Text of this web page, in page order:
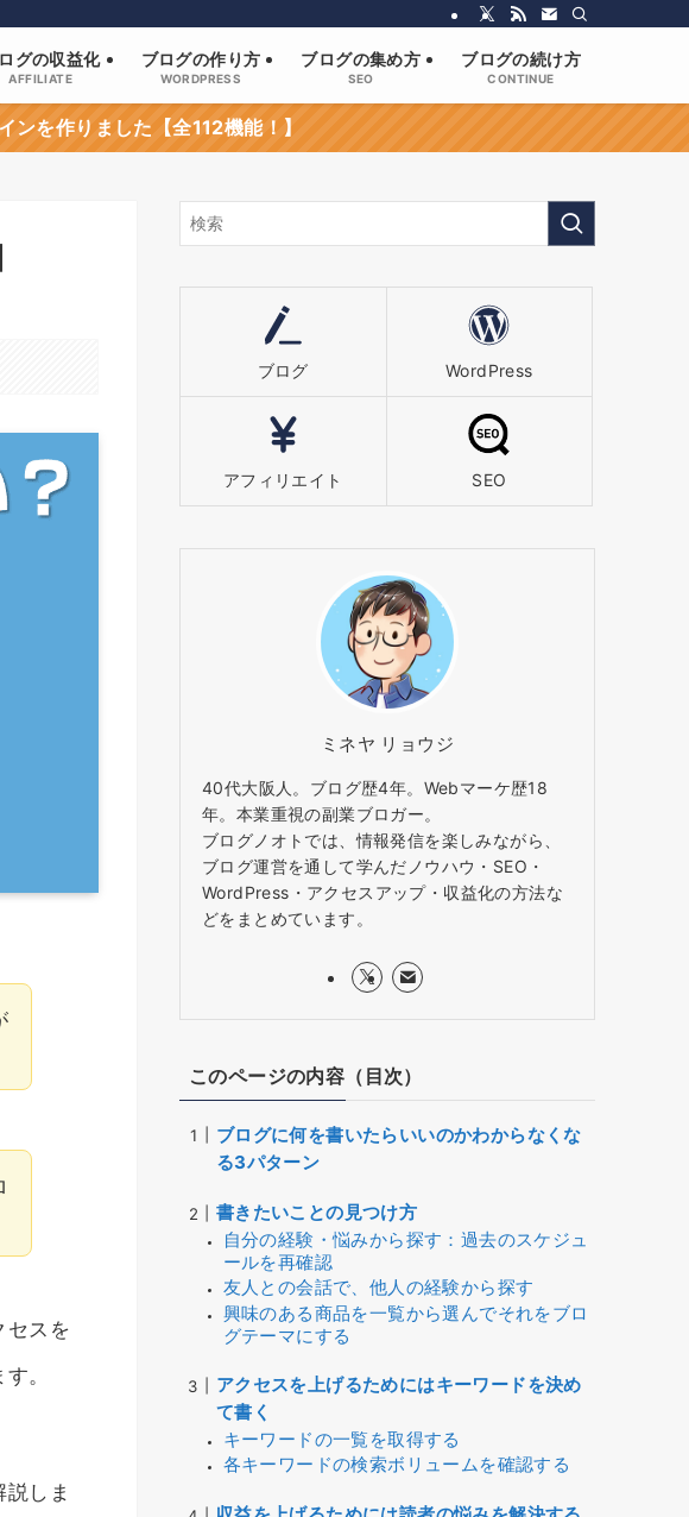
グの収益化
AFFILIATE
ブログの作り方
WORDPRESS
ブログの集め方
SEO
ブログの続け方
CONTINUE
を作りました【全112機能！】
セスを
。
しま
ブログ WordPress
アフィリエイト SEO
ミネヤ リョウジ
40代大阪人。ブログ歴4年。Webマーケ歴18
年。本業重視の副業ブロガー。
ブログノオトでは、情報発信を楽しみながら、
ブログ運営を通して学んだノウハウ・SEO・
WordPress・アクセスアップ・収益化の方法な
どをまとめています。
このページの内容（目次）
ブログに何を書いたらいいのかわからなくな
る3パターン
書きたいことの見つけ方
自分の経験・悩みから探す：過去のスケジュ
ールを再確認
友人との会話で、他人の経験から探す
興味のある商品を一覧から選んでそれをブロ
グテーマにする
アクセスを上げるためにはキーワードを決め
て書く
キーワードの一覧を取得する
各キーワードの検索ボリュームを確認する